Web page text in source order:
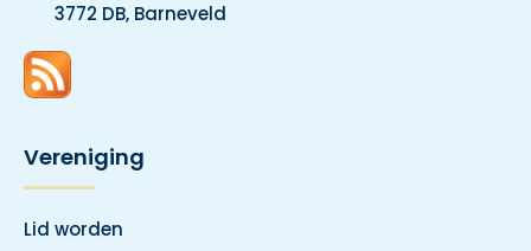
3772 DB, Barneveld
Vereniging
Lid worden